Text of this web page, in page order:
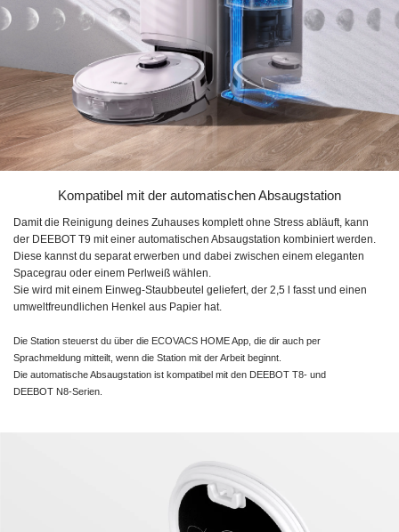
Kompatibel mit der automatischen Absaugstation
Damit die Reinigung deines Zuhauses komplett ohne Stress abläuft, kann
der DEEBOT T9 mit einer automatischen Absaugstation kombiniert werden.
Diese kannst du separat erwerben und dabei zwischen einem eleganten
Spacegrau oder einem Perlweiß wählen.
Sie wird mit einem Einweg-Staubbeutel geliefert, der 2,5 l
fasst und einen
umweltfreundlichen Henkel aus Papier hat.
Die Station steuerst du über die ECOVACS HOME App, die dir auch per
Sprachmeldung mitteilt, wenn die Station mit der Arbeit beginnt.
Die automatische Absaugstation ist kompatibel mit den DEEBOT T8- und
DEEBOT N8-Serien.